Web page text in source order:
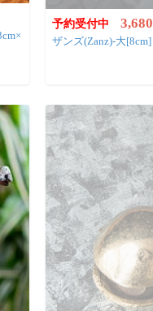
予約受付中 3,680
ザンズ(Zanz)-大[8cm]